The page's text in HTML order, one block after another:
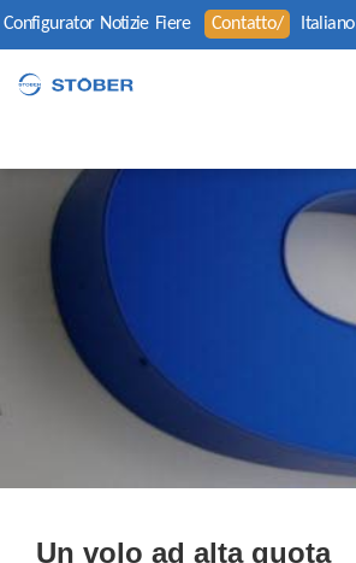
Configurator Notizie Fiere Contatto/ Italiano
Un volo ad alta quota